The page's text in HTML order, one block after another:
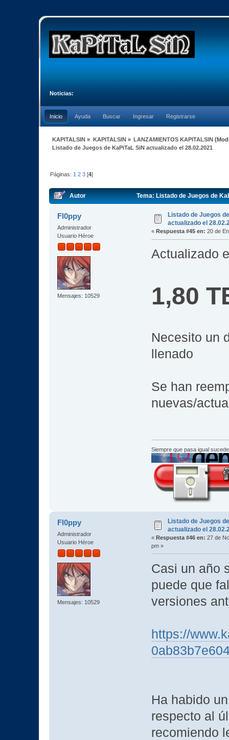
Noticias:
Inicio Ayuda Buscar Ingresar Registrarse
KAPITALSIN » KAPITALSIN» LANZAMIENTOS KAPITALSIN
Listado de Juegos de KaPiTaL SiN actualizado el 28.02.2021
Páginas: 1 2 3 [4]
Autor Tema: Listado de Juegos de
Fl0ppy
Administrador
Usuario Héroe
Mensajes: 10529
Listado de Juegos
actualizado el
« Respuesta #45 en: 20 de
Actualizado
1,80
Necesito un
llenado
Se han
nuevas/
Siempre que pasa igual
Fl0ppy
Administrador
Usuario Héroe
Mensajes: 10529
Listado de Juegos
actualizado el
« Respuesta #46 en: 27 de
pm »
Casi un año
puede que
versiones
https://
Ha habido
respecto al
recomiendo